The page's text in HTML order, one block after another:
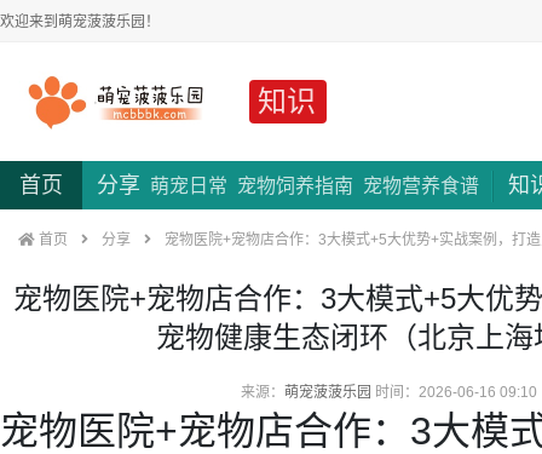
欢迎来到萌宠菠菠乐园！
知识
首页 分享 萌宠日常 宠物饲养指南 宠物营养食谱 知
首页 分享 宠物医院+宠物店合作：3大模式+5大优势+实战案例，打
宠物医院+宠物店合作：3大模式+5大优
宠物健康生态闭环（北京上海
来源： 萌宠菠菠乐园 时间：2026-06-16 09:10
宠物医院+宠物店合作：3大模